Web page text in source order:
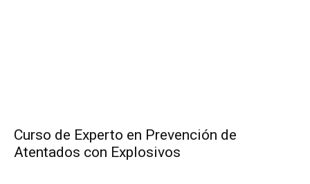
Curso de Experto en Prevención de
Atentados con Explosivos